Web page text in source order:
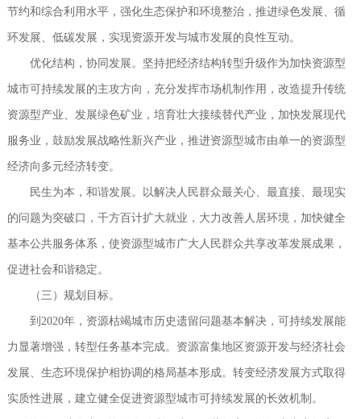
节约和综合利用水平，强化生态保护和环境整治，推进绿色发展、循
环发展、低碳发展，实现资源开发与城市发展的良性互动。
优化结构，协同发展。坚持把经济结构转型升级作为加快资源型
城市可持续发展的主攻方向，充分发挥市场机制作用，改造提升传统
资源型产业、发展绿色矿业，培育壮大接续替代产业，加快发展现代
服务业，鼓励发展战略性新兴产业，推进资源型城市由单一的资源型
经济向多元经济转变。
民生为本，和谐发展。以解决人民群众最关心、最直接、最现实
的问题为突破口，千方百计扩大就业，大力改善人居环境，加快健全
基本公共服务体系，使资源型城市广大人民群众共享改革发展成果，
促进社会和谐稳定。
（三）规划目标。
到2020年，资源枯竭城市历史遗留问题基本解决，可持续发展能
力显著增强，转型任务基本完成。资源富集地区资源开发与经济社会
发展、生态环境保护相协调的格局基本形成。转变经济发展方式取得
实质性进展，建立健全促进资源型城市可持续发展的长效机制。